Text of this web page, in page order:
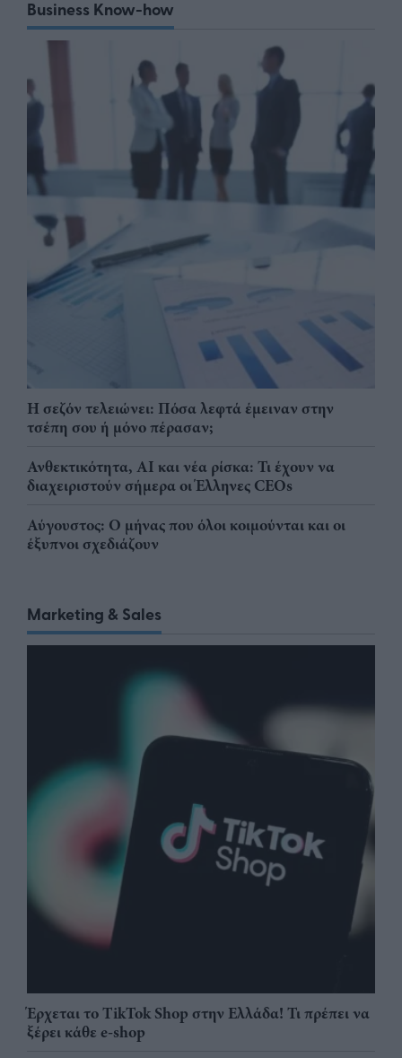
Business Know-how
Η σεζόν τελειώνει: Πόσα λεφτά έμειναν στην
τσέπη σου ή μόνο πέρασαν;
Ανθεκτικότητα, AI και νέα ρίσκα: Τι έχουν να
διαχειριστούν σήμερα οι Έλληνες CEOs
Αύγουστος: Ο μήνας που όλοι κοιμούνται και οι
έξυπνοι σχεδιάζουν
Marketing & Sales
Έρχεται το TikTok Shop στην Ελλάδα! Τι πρέπει να
ξέρει κάθε e-shop